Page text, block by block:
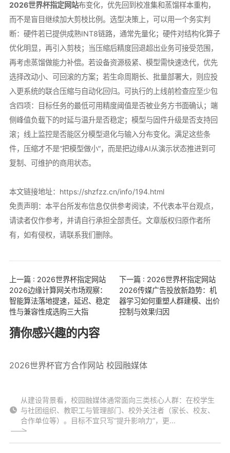
2026世界杯指定网站布变化，优先回到校准集和蒸馏样本重构，
而不是盲目继续加大剪枝比例。选型决策上，可以用一个务实判
断：硬件若已提供成熟INT8链路，通常先量化；硬件对结构化算子
优化明显，再引入剪枝；当压缩后精度回退超出业务可接受范围，
再考虑蒸馏做能力补偿。若设备资源极紧、模型需快速迭代，优先
选择改动小、可回滚的方案；若生命周期长、批量部署大，则应投
入更系统的联合压缩与自动化回归。可执行的上线前检查应至少包
含四项：目标任务的最低可用精度阈值是否被业务方书面确认；端
侧峰值负载下的时延与温升是否稳定；模型与固件升级是否支持回
滚；线上监控是否能区分模型退化与输入分布变化。满足这些条
件，压缩才不是“把模型做小”，而是把边缘AI从演示状态推进到可
复制、可维护的商用状态。
本文链接地址： https://shzfzz.cn/info/194.html
免责声明：本平台所发布信息仅供参考阅读，不代表本平台观点，
请读者仅作参考，并请自行承担全部责任。文章版权归原作者所
有，如有侵权，请联系我们删除。
上一篇 : 2026世界杯指定网站
2026边缘计算网关市场观察：
智能算法落地提速，延迟、稳定
性与兼容性成选购三大指
下一篇 : 2026世界杯指定网站
2026传媒广告投放新趋势：机
器学习如何重塑人群建模、出价
控制与效果归因
猜你感兴趣的内容
2026世界杯官方合作网站 校园融媒体
从建设背景看，校园融媒体通常面向三类核心人群：在校学生
与社团组织、教职工与管理部门、校外关注者（家长、校友、
合作单位等）。目标不宜只写“提升影响力”，更...